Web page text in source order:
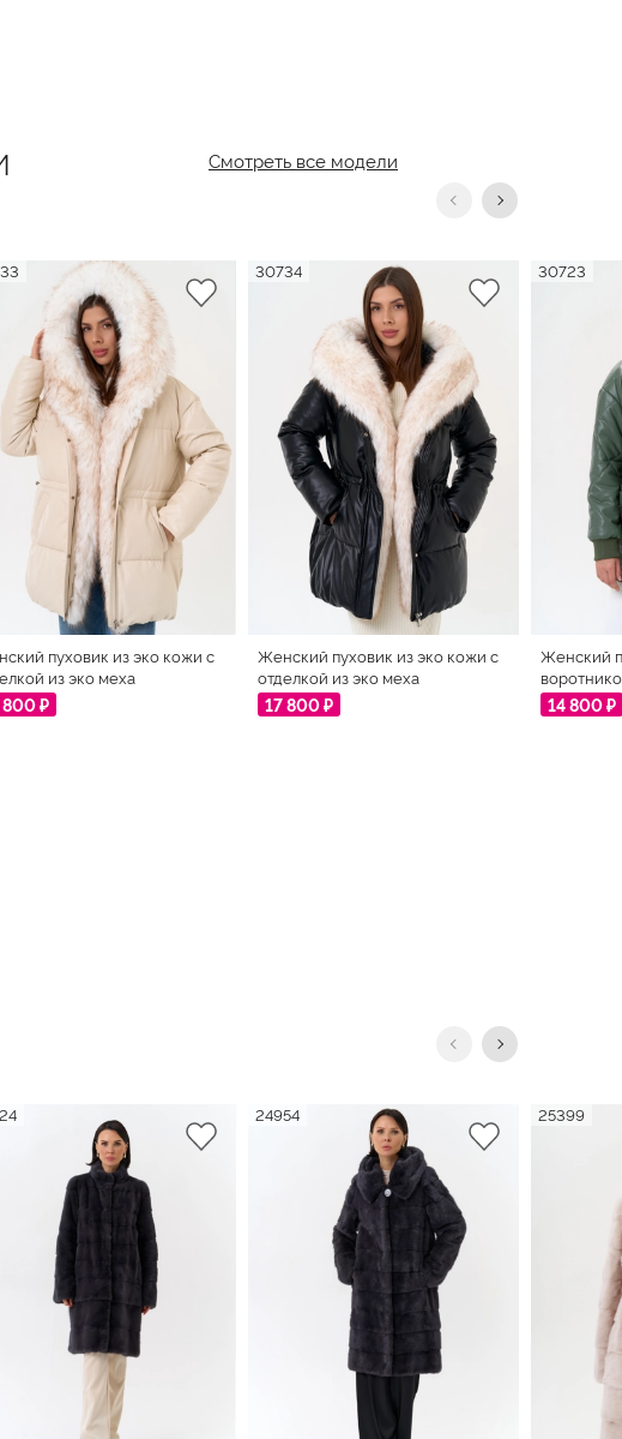
Смотреть все модели
пуховик из эко кожи с
из эко меха
800 ₽
30734
Женский пуховик из эко кожи с
отделкой из эко меха
17 800 ₽
30723
Женский
14 800 ₽
24954 25399